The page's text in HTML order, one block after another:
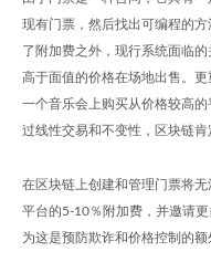
现有门票，然后找出可编程的
了附加费之外，现行系统面临
高于面值的价格在场地出售。
一个音乐会上购买从价格较高
过线性交易和不变性，区块链肯
在区块链上创建和管理门票将
平台的5-10％附加费，并邀请
为这是预防欺诈和价格控制的额